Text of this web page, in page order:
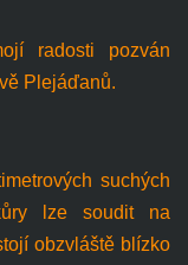
radosti pozván
Plejáďanů.
suchých
lze soudit na
obzvláště blízko